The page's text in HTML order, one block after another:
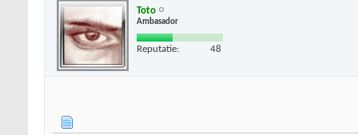
Toto
Ambasador
Reputatie: 48